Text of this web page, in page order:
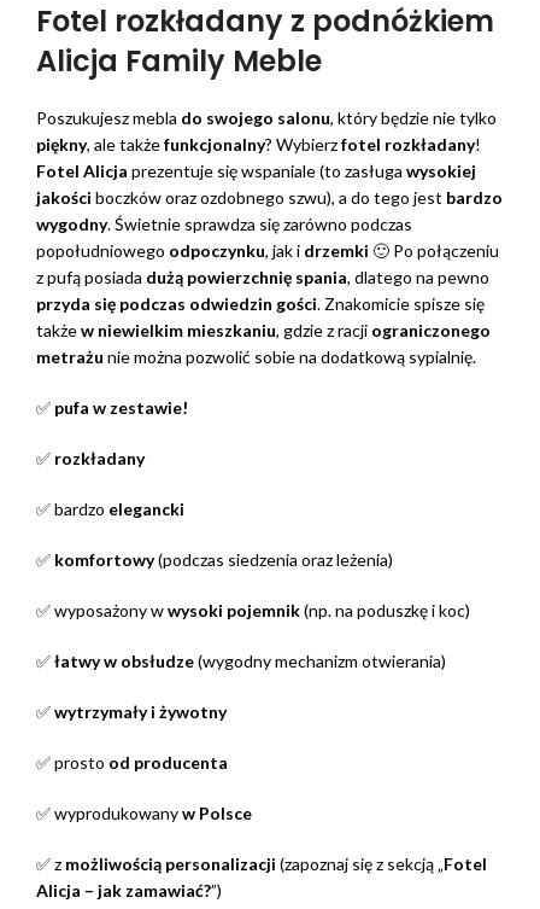
Fotel rozkładany z podnóżkiem
Alicja Family Meble
Poszukujesz mebla do swojego salonu, który będzie nie tylko
piękny, ale takżefunkcjonalny? Wybierzfotel rozkładany!
Fotel Alicja prezentuje się wspaniale (to zasługa wysokiej
jakości boczków oraz ozdobnego szwu), a do tego jest bardzo
wygodny. Świetnie sprawdza się zarówno podczas
popołudniowego odpoczynku, jak i drzemki 🙂 Po połączeniu
z pufą posiada dużą powierzchnię spania, dlatego na pewno
przyda się podczas odwiedzin gości. Znakomicie spisze się
takżew niewielkim mieszkaniu, gdzie z racji ograniczonego
metrażu nie można pozwolić sobie na dodatkową sypialnię.
✅ pufa w zestawie!
✅ rozkładany
✅ bardzo elegancki
✅ komfortowy(podczas siedzenia oraz leżenia)
✅ wyposażony wwysoki pojemnik(np. na poduszkę i koc)
✅łatwy w obsłudze(wygodny mechanizm otwierania)
✅wytrzymały i żywotny
✅ prosto od producenta
✅ wyprodukowanyw Polsce
✅ z możliwością personalizacji (zapoznaj się z sekcją „Fotel
Alicja – jak zamawiać?”)